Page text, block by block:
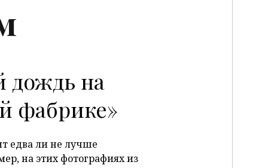
дождь на
фабрике»
едва ли не лучше
на этих фотографиях из